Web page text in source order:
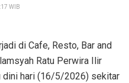
WIB
di Cafe, Resto, Bar and
Ratu Perwira Ilir
dini hari (16/5/2026) sekitar